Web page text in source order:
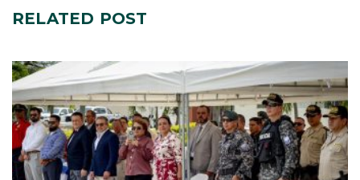
RELATED POST